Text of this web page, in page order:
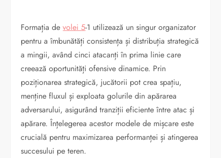
Formația devolei 5-1 utilizează un singur organizator
pentru a îmbunătăți consistența și distribuția strategică
a mingii, având cinci atacanți în prima linie care
creează oportunități ofensive dinamice. Prin
poziționarea strategică, jucătorii pot crea spațiu,
menține fluxul și exploata golurile din apărarea
adversarului, asigurând tranziții eficiente între atac și
apărare. Înțelegerea acestor modele de mișcare este
crucială pentru maximizarea performanței și atingerea
succesului pe teren.